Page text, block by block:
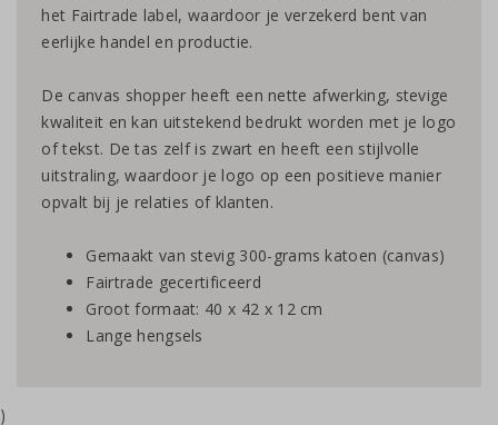
het Fairtrade label, waardoor je verzekerd bent van
eerlijke handel en productie.
De canvas shopper heeft een nette afwerking, stevige
kwaliteit en kan uitstekend bedrukt worden met je logo
of tekst. De tas zelf is zwart en heeft een stijlvolle
uitstraling, waardoor je logo op een positieve manier
opvalt bij je relaties of klanten.
Gemaakt van stevig 300-grams katoen (canvas)
Fairtrade gecertificeerd
Groot formaat: 40 x 42 x 12 cm
Lange hengsels
)